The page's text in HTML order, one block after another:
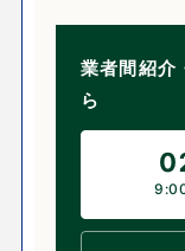
業者間紹介
ら